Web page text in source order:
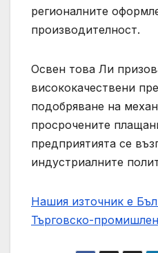
регионалните
производителност.
Освен това Ли
висококачествени
подобряване на
просрочените
предприятията се
индустриалните
Нашия източник е
Търговско-